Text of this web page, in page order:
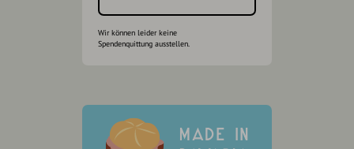
Wir können leider keine
Spendenquittung ausstellen.